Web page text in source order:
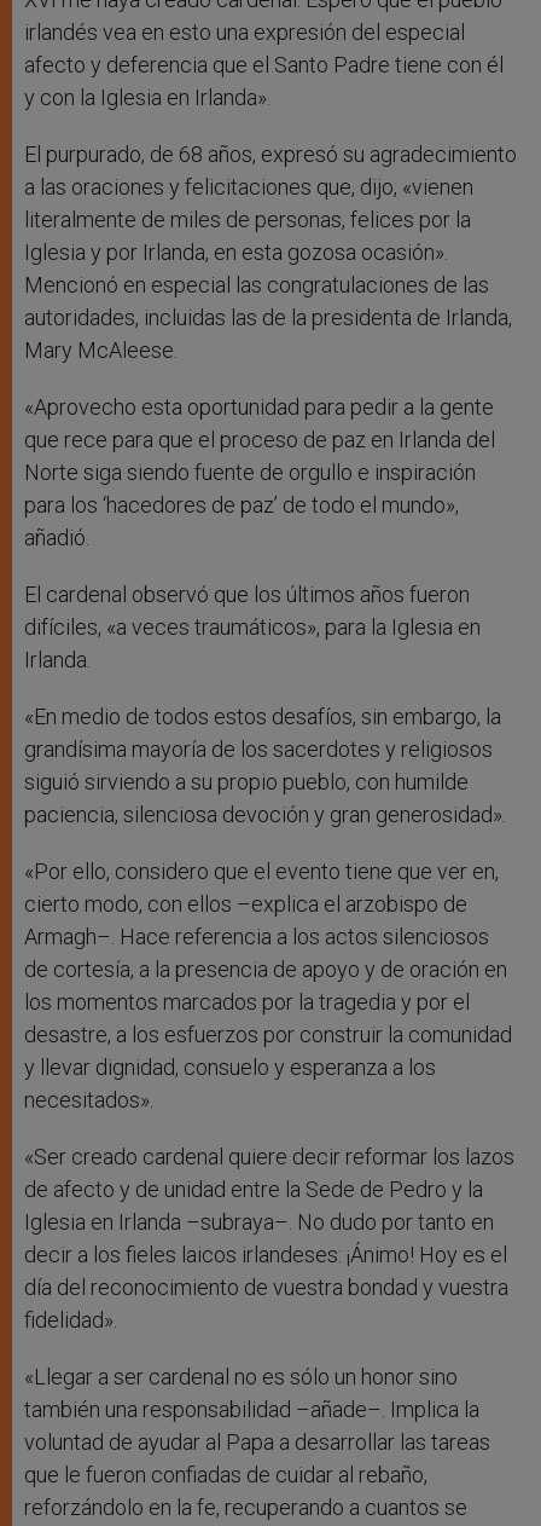
irlandés vea en esto una expresión del especial
afecto y deferencia que el Santo Padre tiene con él
y con la Iglesia en Irlanda».
El purpurado, de 68 años, expresó su agradecimiento
a las oraciones y felicitaciones que, dijo, «vienen
literalmente de miles de personas, felices por la
Iglesia y por Irlanda, en esta gozosa ocasión».
Mencionó en especial las congratulaciones de las
autoridades, incluidas las de la presidenta de Irlanda,
Mary McAleese.
«Aprovecho esta oportunidad para pedir a la gente
que rece para que el proceso de paz en Irlanda del
Norte siga siendo fuente de orgullo e inspiración
para los ‘hacedores de paz’ de todo el mundo»,
añadió.
El cardenal observó que los últimos años fueron
difíciles, «a veces traumáticos», para la Iglesia en
Irlanda.
«En medio de todos estos desafíos, sin embargo, la
grandísima mayoría de los sacerdotes y religiosos
siguió sirviendo a su propio pueblo, con humilde
paciencia, silenciosa devoción y gran generosidad».
«Por ello, considero que el evento tiene que ver en,
cierto modo, con ellos –explica el arzobispo de
Armagh–. Hace referencia a los actos silenciosos
de cortesía, a la presencia de apoyo y de oración en
los momentos marcados por la tragedia y por el
desastre, a los esfuerzos por construir la comunidad
y llevar dignidad, consuelo y esperanza a los
necesitados».
«Ser creado cardenal quiere decir reformar los lazos
de afecto y de unidad entre la Sede de Pedro y la
Iglesia en Irlanda –subraya–. No dudo por tanto en
decir a los fieles laicos irlandeses: ¡Ánimo! Hoy es el
día del reconocimiento de vuestra bondad y vuestra
fidelidad».
«Llegar a ser cardenal no es sólo un honor sino
también una responsabilidad –añade–. Implica la
voluntad de ayudar al Papa a desarrollar las tareas
que le fueron confiadas de cuidar al rebaño,
reforzándolo en la fe, recuperando a cuantos se